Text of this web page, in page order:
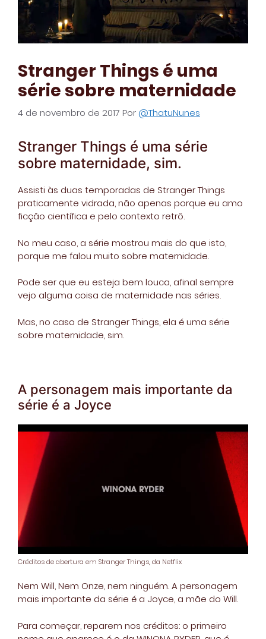
Stranger Things é uma
série sobre maternidade
4 de novembro de 2017 Por @ThatuNunes
Stranger Things é uma série
sobre maternidade, sim.
Assisti às duas temporadas de Stranger Things
praticamente vidrada, não apenas porque eu amo
ficção científica e pelo contexto retrô.
No meu caso, a série mostrou mais do que isto,
porque me falou muito sobre maternidade.
Pode ser que eu esteja bem louca, afinal sempre
vejo alguma coisa de maternidade nas séries.
Mas, no caso de Stranger Things, ela é uma série
sobre maternidade, sim.
A personagem mais importante da
série é a Joyce
Créditos de abertura em Stranger Things, da Netflix
Nem Will, Nem Onze, nem ninguém. A personagem
mais importante da série é a Joyce, a mãe do Will.
Para começar, reparem nos créditos: o primeiro